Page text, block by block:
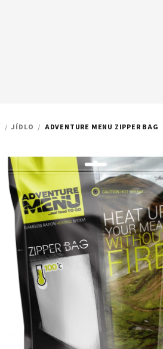
/ JÍDLO / ADVENTURE MENU ZIPPER BAG